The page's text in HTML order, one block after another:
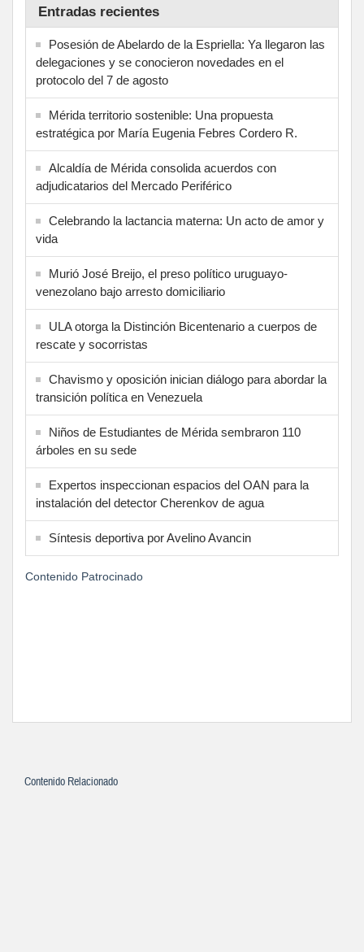
Entradas recientes
Posesión de Abelardo de la Espriella: Ya llegaron las
delegaciones y se conocieron novedades en el
protocolo del 7 de agosto
Mérida territorio sostenible: Una propuesta
estratégica por María Eugenia Febres Cordero R.
Alcaldía de Mérida consolida acuerdos con
adjudicatarios del Mercado Periférico
Celebrando la lactancia materna: Un acto de amor y
vida
Murió José Breijo, el preso político uruguayo-
venezolano bajo arresto domiciliario
ULA otorga la Distinción Bicentenario a cuerpos de
rescate y socorristas
Chavismo y oposición inician diálogo para abordar la
transición política en Venezuela
Niños de Estudiantes de Mérida sembraron 110
árboles en su sede
Expertos inspeccionan espacios del OAN para la
instalación del detector Cherenkov de agua
Síntesis deportiva por Avelino Avancin
Contenido Patrocinado
Contenido Relacionado